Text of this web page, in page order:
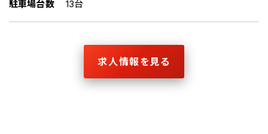
駐車場台数 13台
求人情報を見る